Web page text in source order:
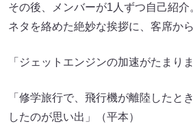
その後、メンバーが1人ずつ自己紹
ネタを絡めた絶妙な挨拶に、客席か
「ジェットエンジンの加速がたまり
「修学旅行で、飛行機が離陸したと
したのが思い出」（平本）